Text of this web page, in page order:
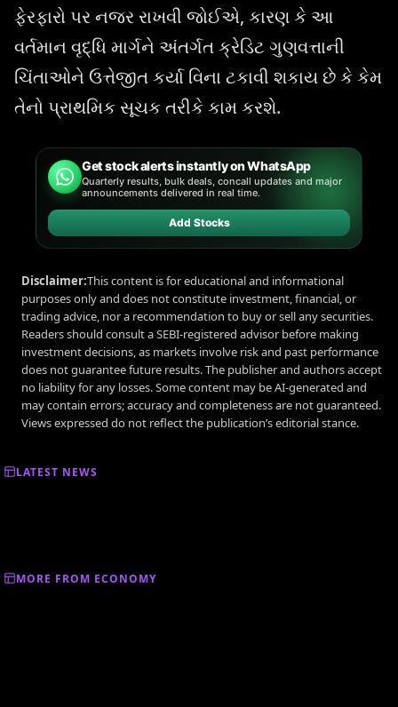
ફેરફારો પર નજર રાખવી જોઈએ, કારણ કે આ
વર્તમાન વૃદ્ધિ માર્ગને અંતર્ગત ક્રેડિટ ગુણવત્તાની
ચિંતાઓને ઉત્તેજીત કર્યા વિના ટકાવી શકાય છે કે કેમ
તેનો પ્રાથમિક સૂચક તરીકે કામ કરશે.
Get stock alerts instantly on WhatsApp
Quarterly results, bulk deals, concall updates and major
announcements delivered in real time.
Add Stocks
Disclaimer:This content is for educational and informational
purposes only and does not constitute investment, financial, or
trading advice, nor a recommendation to buy or sell any securities.
Readers should consult a SEBI-registered advisor before making
investment decisions, as markets involve risk and past performance
does not guarantee future results. The publisher and authors accept
no liability for any losses. Some content may be AI-generated and
may contain errors; accuracy and completeness are not guaranteed.
Views expressed do not reflect the publication’s editorial stance.
LATEST NEWS
MORE FROM ECONOMY